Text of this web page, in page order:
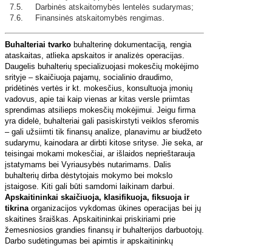
7.5. Darbinės atskaitomybės lentelės sudarymas;
7.6. Finansinės atskaitomybės rengimas.
Buhalteriai tvarko buhalterinę dokumentaciją, rengia
ataskaitas, atlieka apskaitos ir analizės operacijas.
Daugelis buhalterių specializuojasi mokesčių mokėjimo
srityje – skaičiuoja pajamų, socialinio draudimo,
pridėtinės vertės ir kt. mokesčius, konsultuoja įmonių
vadovus, apie tai kaip vienas ar kitas versle priimtas
sprendimas atsilieps mokesčių mokėjimui. Jeigu firma
yra didelė, buhalteriai gali pasiskirstyti veiklos sferomis
– gali užsiimti tik finansų analize, planavimu ar biudžeto
sudarymu, kainodara ar dirbti kitose srityse. Jie seka, ar
teisingai mokami mokesčiai, ar išlaidos neprieštarauja
įstatymams bei Vyriausybės nutarimams. Dalis
buhalterių dirba dėstytojais mokymo bei mokslo
įstaigose. Kiti gali būti samdomi laikinam darbui.
Apskaitininkai skaičiuoja, klasifikuoja, fiksuoja ir
tikrina organizacijos vykdomas ūkines operacijas bei jų
skaitines šraiškas. Apskaitininkai priskiriami prie
žemesniosios grandies finansų ir buhalterijos darbuotojų.
Darbo sudėtingumas bei apimtis ir apskaitininkų